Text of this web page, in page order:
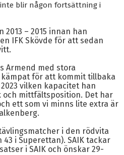
blir någon fortsättning i
– 2015 innan han
IFK Skövde för att sedan
Armend med stora
för att kommit tillbaka
vilken kapacitet han
mittfältsposition. Det har
ett som vi minns lite extra är
i den rödvita
i Superettan). SAIK tackar
i SAIK och önskar 29-